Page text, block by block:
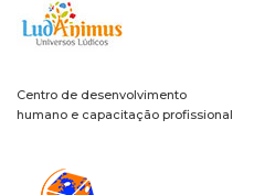
Centro de desenvolvimento
humano e capacitação profissional